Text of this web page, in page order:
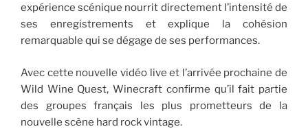
expérience scénique nourrit directement l’intensité de
ses enregistrements et explique la cohésion
remarquable qui se dégage de ses performances.
Avec cette nouvelle vidéo live et l’arrivée prochaine de
Wild Wine Quest, Winecraft confirme qu’il fait partie
des groupes français les plus prometteurs de la
nouvelle scène hard rock vintage.